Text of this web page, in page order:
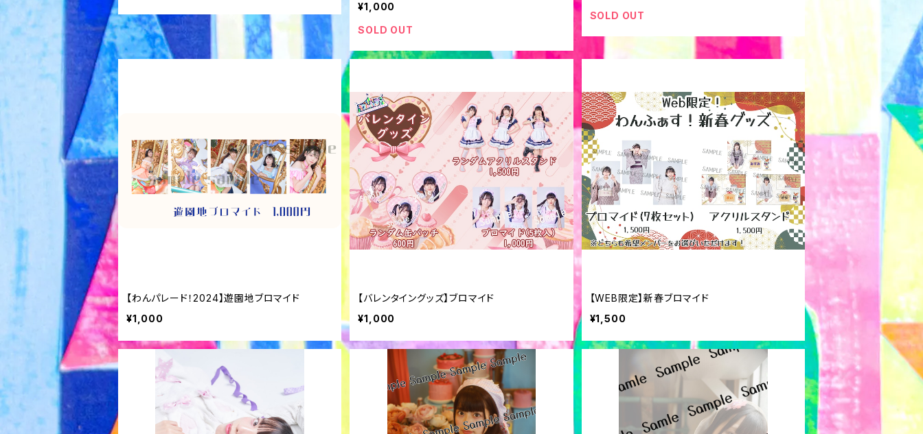
¥1,000
SOLD OUT
SOLD OUT
【わんパレード！2024】遊園地ブロマイド
¥1,000
【バレンタイングッズ】ブロマイド
¥1,000
【WEB限定】新春ブロマイド
¥1,500